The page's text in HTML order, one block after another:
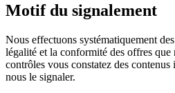
Motif du signalement
Nous effectuons systématiquement
légalité et la conformité des offres
contrôles vous constatez des
nous le signaler.